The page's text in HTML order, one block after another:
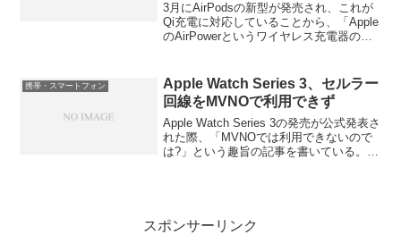
3月にAirPodsの新型が発売され、これが
Qi充電に対応していることから、「Apple
のAirPowerというワイヤレス充電器の発
AirPowerの開発自体が中止になっ...
携帯・スマートフォン
Apple Watch Series 3、セルラー
回線をMVNOで利用できず
Apple Watch Series 3の発売が公式発表さ
れた際、「MVNOでは利用できないので
は?」という趣旨の記事を書いている。
スポンサーリンク